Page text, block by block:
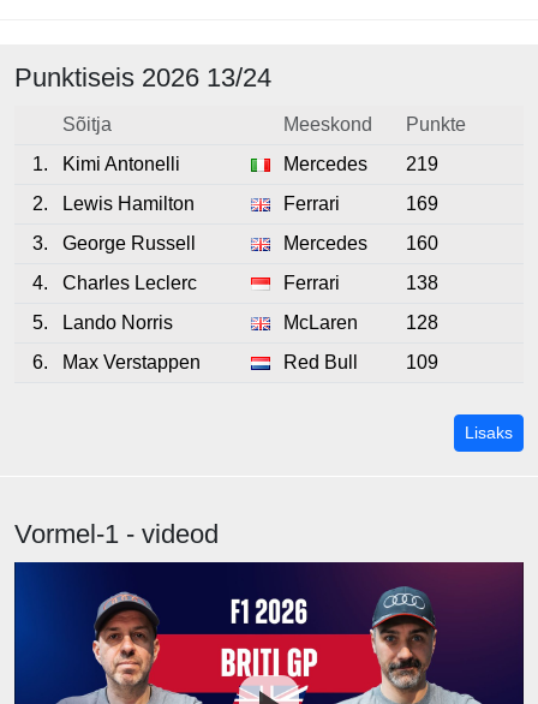
Punktiseis 2026 13/24
Sõitja Meeskond
Punkte
1.
Kimi Antonelli Mercedes
219
2.
Lewis Hamilton Ferrari
169
3.
George Russell Mercedes
160
4.
Charles Leclerc Ferrari
138
5.
Lando Norris McLaren
128
6.
Max Verstappen Red Bull 109
Lisaks
Vormel-1 - videod